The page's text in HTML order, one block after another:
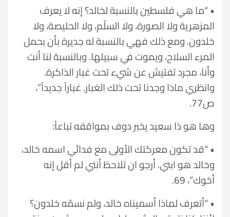
• “ما هي فلسطين بالنسبة لخالد؟ إنه لا يعرف
المزهرية ولا الصورة، ولا السلّم، ولا الحليصة، ولا
خلدون. ومع ذلك فهي بالنسبة له جديرة بأن بحمل
المرء السلاح، ويموت في سبيلها. وبالنسبة لنا أنت
وأنا، مجرد تفتيش عن شيء تحت غبار الذاكرة.
وانظري ماذا وجدنا تحت ذلك الغبار. غباراً جديداً”،
ص77.
وها هو ذا سعيد يخبر دوف بمواقفه تباعاً:
• “قد تكون معركتك الأولى مع فدائي اسمه خالد،
وخالد هو ابني. أرجو ان تلاحظ أنني لم أقل إنه
أخوك”، 69.
• “أتعرف لماذا أسميناه خالد، ولم نسمّه خلدون؟